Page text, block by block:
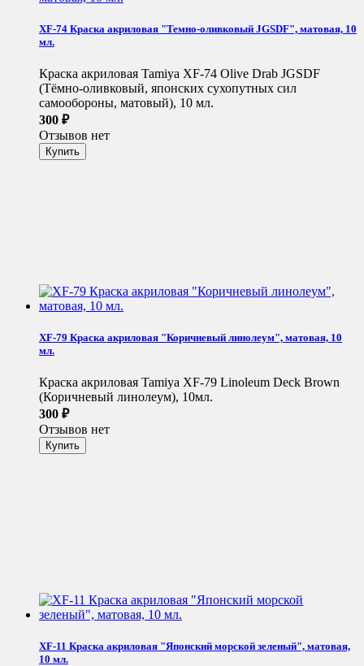
XF-74 Краска акриловая "Темно-оливковый JGSDF", матовая, 10
мл.
Краска акриловая Tamiya XF-74 Olive Drab JGSDF
(Тёмно-оливковый, японских сухопутных сил
самообороны, матовый), 10 мл.
300 ₽
Отзывов нет
XF-79 Краска акриловая "Коричневый линолеум", матовая, 10
мл.
Краска акриловая Tamiya XF-79 Linoleum Deck Brown
(Коричневый линолеум), 10мл.
300 ₽
Отзывов нет
XF-11 Краска акриловая "Японский морской зеленый", матовая,
10 мл.